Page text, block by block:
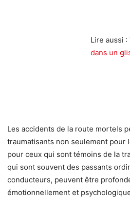
Lire aussi :
dans un
Les accidents de la route mortels
traumatisants non seulement pour
pour ceux qui sont témoins de la
qui sont souvent des passants
conducteurs, peuvent être
émotionnellement et